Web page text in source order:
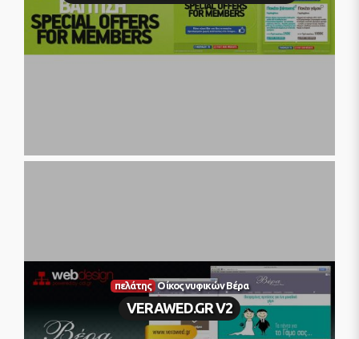
πελάτης Οίκος νυφικών Βέρα
VERAWED.GR V2